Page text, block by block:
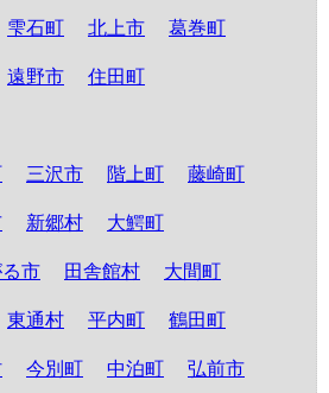
雫石町 北上市 葛巻町
遠野市 住田町
三沢市 階上町 藤崎町
新郷村 大鰐町
市 田舎館村 大間町
東通村 平内町 鶴田町
今別町 中泊町 弘前市